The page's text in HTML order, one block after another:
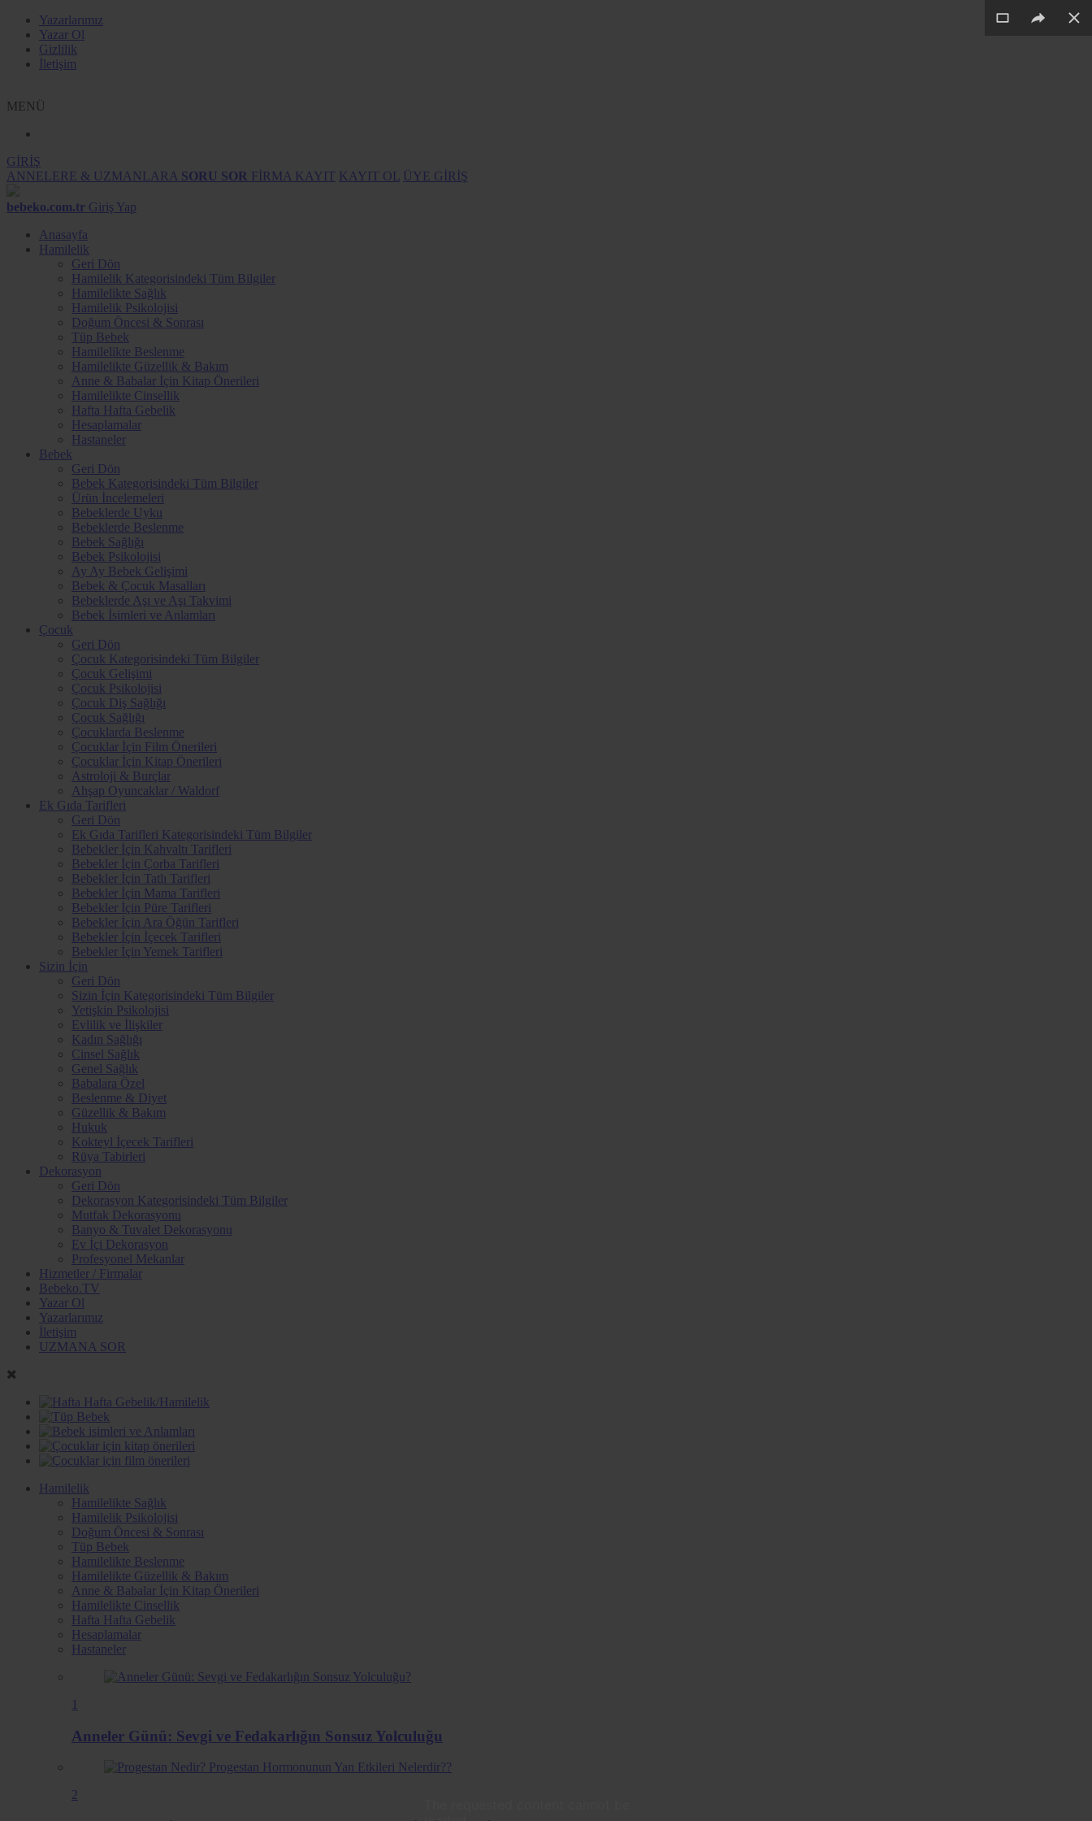
Yazarlarımız
Yazar Ol
Gizlilik
İletişim
MENÜ
GİRİŞ
ANNELERE & UZMANLARA SORU SOR FİRMA KAYIT KAYIT OL ÜYE GİRİŞ
bebeko.com.tr Giriş Yap
Anasayfa
Hamilelik
Geri Dön
Hamilelik Kategorisindeki Tüm Bilgiler
Hamilelikte Sağlık
Hamilelik Psikolojisi
Doğum Öncesi & Sonrası
Tüp Bebek
Hamilelikte Beslenme
Hamilelikte Güzellik & Bakım
Anne & Babalar İçin Kitap Önerileri
Hamilelikte Cinsellik
Hafta Hafta Gebelik
Hesaplamalar
Hastaneler
Bebek
Geri Dön
Bebek Kategorisindeki Tüm Bilgiler
Ürün İncelemeleri
Bebeklerde Uyku
Bebeklerde Beslenme
Bebek Sağlığı
Bebek Psikolojisi
Ay Ay Bebek Gelişimi
Bebek & Çocuk Masalları
Bebeklerde Aşı ve Aşı Takvimi
Bebek İsimleri ve Anlamları
Çocuk
Geri Dön
Çocuk Kategorisindeki Tüm Bilgiler
Çocuk Gelişimi
Çocuk Psikolojisi
Çocuk Diş Sağlığı
Çocuk Sağlığı
Çocuklarda Beslenme
Çocuklar İçin Film Önerileri
Çocuklar İçin Kitap Önerileri
Astroloji & Burçlar
Ahşap Oyuncaklar / Waldorf
Ek Gıda Tarifleri
Geri Dön
Ek Gıda Tarifleri Kategorisindeki Tüm Bilgiler
Bebekler İçin Kahvaltı Tarifleri
Bebekler İçin Çorba Tarifleri
Bebekler İçin Tatlı Tarifleri
Bebekler İçin Mama Tarifleri
Bebekler İçin Püre Tarifleri
Bebekler İçin Ara Öğün Tarifleri
Bebekler İçin İçecek Tarifleri
Bebekler İçin Yemek Tarifleri
Sizin İçin
Geri Dön
Sizin İçin Kategorisindeki Tüm Bilgiler
Yetişkin Psikolojisi
Evlilik ve İlişkiler
Kadın Sağlığı
Cinsel Sağlık
Genel Sağlık
Babalara Özel
Beslenme & Diyet
Güzellik & Bakım
Hukuk
Kokteyl İçecek Tarifleri
Rüya Tabirleri
Dekorasyon
Geri Dön
Dekorasyon Kategorisindeki Tüm Bilgiler
Mutfak Dekorasyonu
Banyo & Tuvalet Dekorasyonu
Ev İçi Dekorasyon
Profesyonel Mekanlar
Hizmetler / Firmalar
Bebeko.TV
Yazar Ol
Yazarlarımız
İletişim
UZMANA SOR
Hamilelik
Hamilelikte Sağlık
Hamilelik Psikolojisi
Doğum Öncesi & Sonrası
Tüp Bebek
Hamilelikte Beslenme
Hamilelikte Güzellik & Bakım
Anne & Babalar İçin Kitap Önerileri
Hamilelikte Cinsellik
Hafta Hafta Gebelik
Hesaplamalar
Hastaneler
1
Anneler Günü: Sevgi ve Fedakarlığın Sonsuz Yolculuğu
2